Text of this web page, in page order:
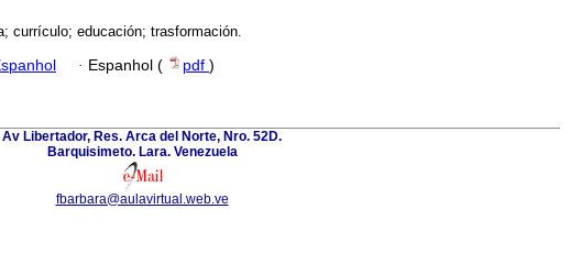
currículo; educación; trasformación.
· Espanhol ( pdf )
Av Libertador, Res. Arca del Norte, Nro. 52D.
Barquisimeto. Lara. Venezuela
fbarbara@aulavirtual.web.ve